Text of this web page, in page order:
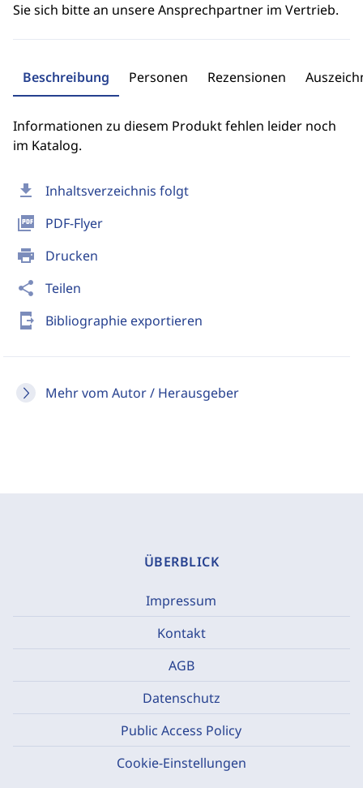
download Inhaltsverzeichnis folgt
picture_as_pdf PDF-Flyer
print Drucken
share Teilen
send_to_mobile Bibliographie exportieren
Mehr vom Autor / Herausgeber
Sie sich bitte an unsere Ansprechpartner im Vertrieb.
Beschreibung Personen Rezensionen
Informationen zu diesem Produkt fehlen leider noch
im Katalog.
ÜBERBLICK
Impressum
Kontakt
AGB
Datenschutz
Public Access Policy
Cookie-Einstellungen